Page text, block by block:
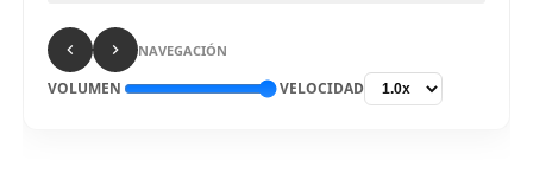
NAVEGACIÓN
VOLUMEN VELOCIDAD